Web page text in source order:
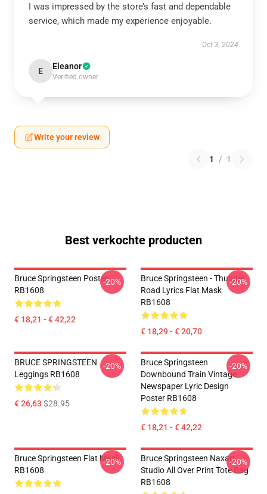
I was impressed by the store’s fast and dependable
service, which made my experience enjoyable.
Oct 3, 2024
E Eleanor
Verified owner
Write your review
1 / 1
Best verkochte producten
Bruce Springsteen Poster
RB1608
€ 18,21 - € 42,22
-20%
Bruce Springsteen - Thunder
Road Lyrics Flat Mask
RB1608
€ 18,29 - € 20,70
-20%
BRUCE SPRINGSTEEN
Leggings RB1608
€ 26,63 $28.95
-20%
Bruce Springsteen
Downbound Train Vintage
Newspaper Lyric Design
Poster RB1608
€ 18,21 - € 42,22
-20%
Bruce Springsteen Flat Mask
RB1608
-20%
Bruce Springsteen Naxart
Studio All Over Print Tote Bag
RB1608
-20%